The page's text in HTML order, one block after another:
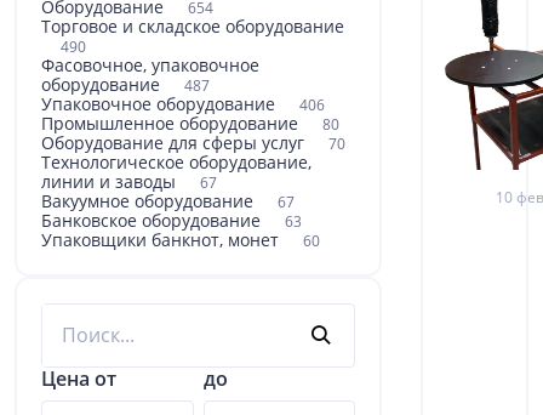
Оборудование 654
Торговое и складское оборудование
490
Фасовочное, упаковочное
оборудование
487
Упаковочное оборудование 406
Промышленное оборудование 80
Оборудование для сферы услуг 70
Технологическое оборудование,
линии и заводы
67
Вакуумное оборудование 67
Банковское оборудование 63
Упаковщики банкнот, монет 60
Цена от до
10